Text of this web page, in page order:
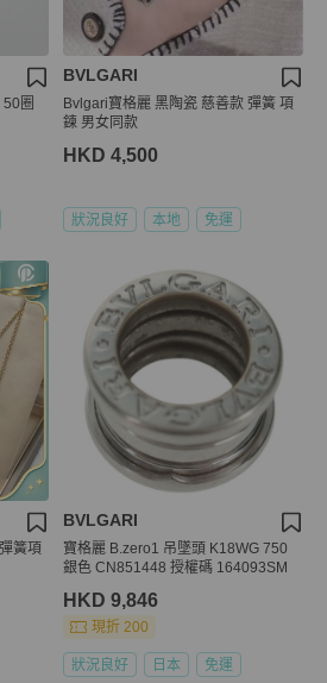
圈
BVLGARI
Bvlgari寶格麗 黑陶瓷 慈善款 彈簧 項
鍊 男女同款
HKD 4,500
狀況良好 本地 免運
簧項
BVLGARI
寶格麗 B.zero1 吊墜頭 K18WG 750
銀色 CN851448 授權碼 164093SM
HKD 9,846
現折 200
狀況良好 日本 免運